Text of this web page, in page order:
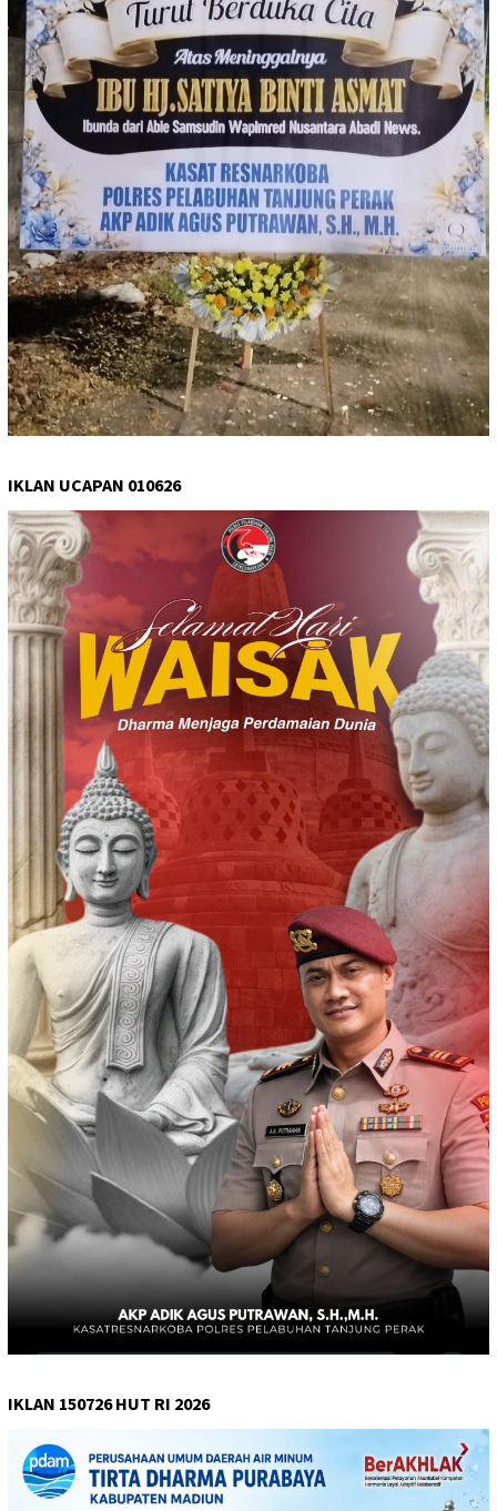
IKLAN UCAPAN 010626
IKLAN 150726 HUT RI 2026